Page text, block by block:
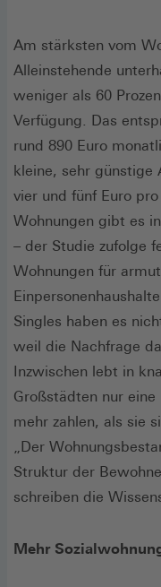
Am stärksten vom
Alleinstehende
weniger als 60
Verfügung. Das
rund 890 Euro
kleine, sehr
vier und fünf Euro
Wohnungen gibt es
– der Studie zufolge
Wohnungen für
Singles haben es
weil die Nachfrage
Inzwischen lebt in
Großstädten nur eine
mehr zahlen, als sie
„Der
Struktur der
schreiben die
Mehr